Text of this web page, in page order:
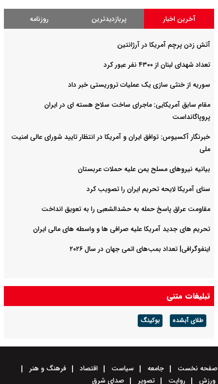
آخرین اخبار پربازدیدترین روزنامه
آتش زدن پرچم آمریکا در آرژانتین
تعداد شهدای لبنان از ۴۳۰۰ نفر عبور کرد
سوریه از خنثی سازی یک عملیات تروریستی خبر داد
مقام سابق آمریکایی: ماجرای ساخت سلاح هسته ای در ایران
پروپاگانداست
خبرنگار آکسیوس: توافق ایران و آمریکا در انتظار تایید شورای عالی امنیت
ملی
بیانیه نیروهای مسلح یمن علیه حملات عربستان
سنای آمریکا لایحه تحریم ایران را تصویب کرد
مقاومت عراق پاسخ حمله به حشدالشعبی را به تعویق انداخت
تحریم های جدید آمریکا علیه صرافی ها و واسطه های مالی ایران
اینفوگرافی| تعداد بمب‌های اتمی جهان در سال ۲۰۲۶
تبلیغات متنی
طلای آبشده بوکینگ
صفحه نخست جامعه سیاست اقتصاد
فرهنگ و هنر
ورزش
روایت تصویر صدای شرق